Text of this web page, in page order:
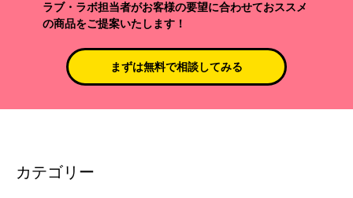
ラブ・ラボ担当者がお客様の要望に合わせておススメ
の商品をご提案いたします！
まずは無料で相談してみる
カテゴリー